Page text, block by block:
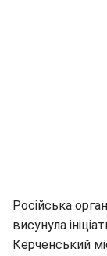
Російська
висунула
Керченський